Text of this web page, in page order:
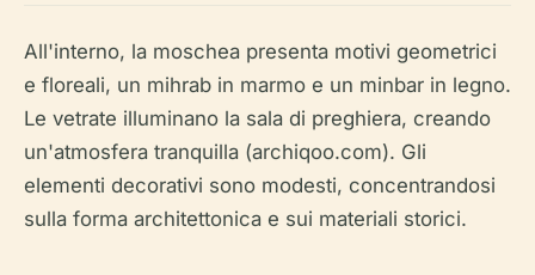
All'interno, la moschea presenta motivi geometrici
e floreali, un mihrab in marmo e un minbar in legno.
Le vetrate illuminano la sala di preghiera, creando
un'atmosfera tranquilla (archiqoo.com). Gli
elementi decorativi sono modesti, concentrandosi
sulla forma architettonica e sui materiali storici.